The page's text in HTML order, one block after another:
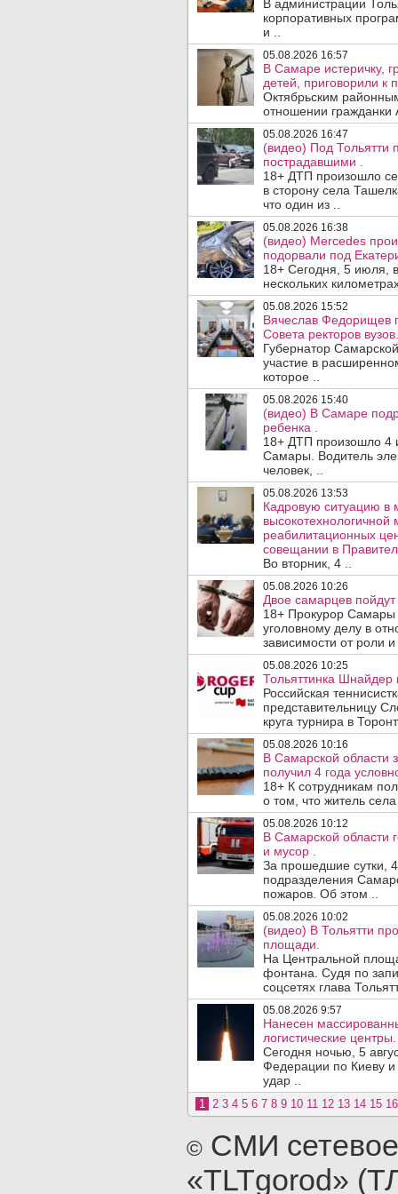
В администрации
корпоративных
и ..
05.08.2026 16:57
В Самаре истеричку,
детей, приговорили к
Октябрьским
отношении гражданки
05.08.2026 16:47
(видео) Под Тольятти
пострадавшими .
18+ ДТП произошло
в сторону села
что один из ..
05.08.2026 16:38
(видео) Mercedes
подорвали под
18+ Сегодня, 5 июля,
нескольких
05.08.2026 15:52
Вячеслав Федорищев
Совета ректоров вузов.
Губернатор
участие в
которое ..
05.08.2026 15:40
(видео) В Самаре
ребенка .
18+ ДТП произошло
Самары. Водитель
человек, ..
05.08.2026 13:53
Кадровую ситуацию в
реабилитационных
совещании в
Во вторник, 4 ..
05.08.2026 10:26
Двое самарцев пойдут
18+ Прокурор Самары
уголовному делу в
зависимости от роли
05.08.2026 10:25
Тольяттинка Шнайдер
Российская
представительницу
круга турнира в
05.08.2026 10:16
В Самарской области
получил 4 года
18+ К сотрудникам
о том, что житель
05.08.2026 10:12
В Самарской области
и мусор .
За прошедшие сутки,
подразделения
пожаров. Об этом ..
05.08.2026 10:02
(видео) В Тольятти
площади.
На Центральной
фонтана. Судя по
соцсетях глава
05.08.2026 9:57
Нанесен
логистические центры.
Сегодня ночью, 5
Федерации по Киеву и
удар ..
1 2 3 4 5 6 7 8 9 10 11 12 13 14 15 16
© СМИ
«TLTgorod»